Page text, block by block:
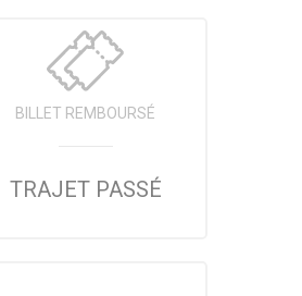
BILLET REMBOURSÉ
TRAJET PASSÉ